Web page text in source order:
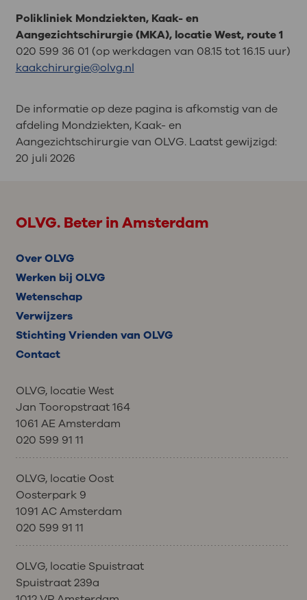
Polikliniek Mondziekten, Kaak- en
Aangezichtschirurgie (MKA), locatie West, route 1
020 599 36 01 (op werkdagen van 08.15 tot 16.15 uur)
kaakchirurgie@olvg.nl
De informatie op deze pagina is afkomstig van de
afdeling Mondziekten, Kaak- en
Aangezichtschirurgie van OLVG. Laatst gewijzigd:
20 juli 2026
OLVG. Beter in Amsterdam
Over OLVG
Werken bij OLVG
Wetenschap
Verwijzers
Stichting Vrienden van OLVG
Contact
OLVG, locatie West
Jan Tooropstraat 164
1061 AE Amsterdam
020 599 91 11
OLVG, locatie Oost
Oosterpark 9
1091 AC Amsterdam
020 599 91 11
OLVG, locatie Spuistraat
Spuistraat 239a